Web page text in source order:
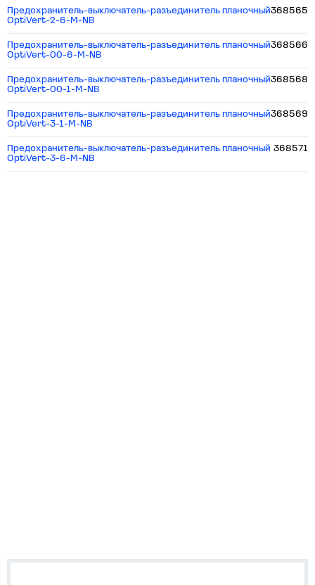
Предохранитель-выключатель-разъединитель планочный
OptiVert-2-6-M-NB
368565
Предохранитель-выключатель-разъединитель планочный
OptiVert-00-6-M-NB
368566
Предохранитель-выключатель-разъединитель планочный
OptiVert-00-1-M-NB
368568
Предохранитель-выключатель-разъединитель планочный
OptiVert-3-1-M-NB
368569
Предохранитель-выключатель-разъединитель планочный
OptiVert-3-6-M-NB
368571